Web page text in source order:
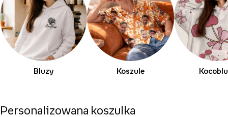
Bluzy Koszule
Personalizowana koszulka